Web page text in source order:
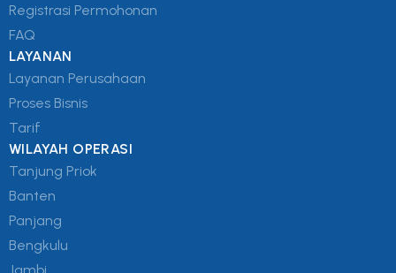
Registrasi Permohonan
FAQ
LAYANAN
Layanan Perusahaan
Proses Bisnis
Tarif
WILAYAH OPERASI
Tanjung Priok
Banten
Panjang
Bengkulu
Jambi